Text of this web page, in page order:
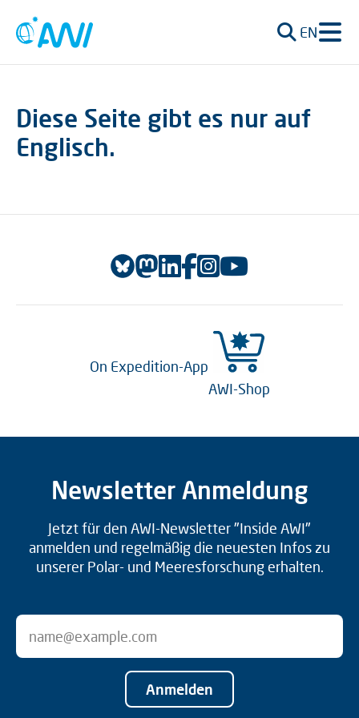
EN
Diese Seite gibt es nur auf
Englisch.
On Expedition-App
AWI-Shop
Newsletter Anmeldung
Jetzt für den AWI-Newsletter "Inside AWI"
anmelden und regelmäßig die neuesten Infos zu
unserer Polar- und Meeresforschung erhalten.
Anmelden